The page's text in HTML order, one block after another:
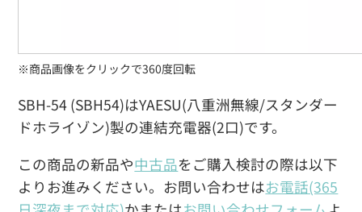
SBH-54 (SBH54)はYAESU(八重洲無線/スタンダー
ドホライゾン)製の連結充電器(2口)です。
この商品の新品や中古品をご購入検討の際は以下
よりお進みください。お問い合わせはお電話(365
※商品画像をクリックで360度回転